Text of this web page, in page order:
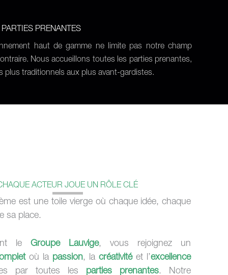
PRENANTES
haut de gamme ne limite pas notre champ
Nous accueillons toutes les parties prenantes,
plus traditionnels aux plus avant-gardistes.
ACTEUR JOUE UN RÔLE CLÉ
est une toile vierge où chaque idée, chaque
sa place.
leGroupe Lauvige, vous rejoignez un
où la passion, lacréativitéet l’excellence
par toutes les parties prenantes. Notre